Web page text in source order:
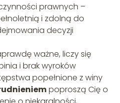
prawnych –
i zdolną do
decyzji
ważne, liczy się
i brak wyroków
popełnione z winy
poproszą Cię o